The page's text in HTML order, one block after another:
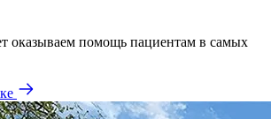
оказываем помощь пациентам в самых